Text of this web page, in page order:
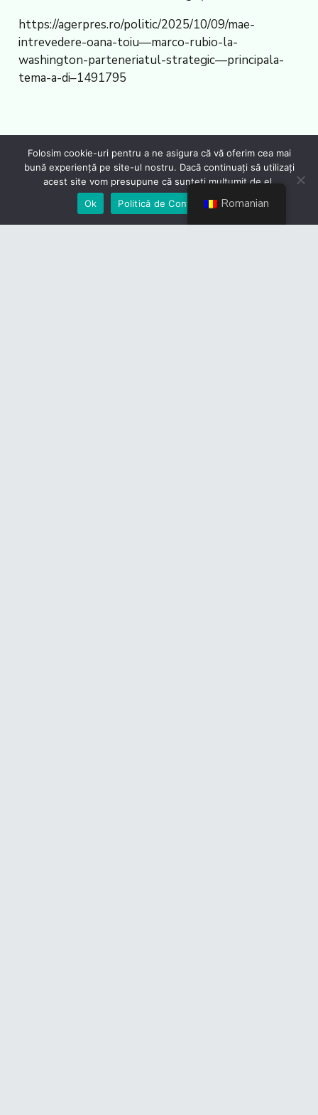
https://agerpres.ro/politic/2025/10/09/mae-
intrevedere-oana-toiu—marco-rubio-la-
washington-parteneriatul-strategic—principala-
tema-a-di–1491795
Romanian
Folosim cookie-uri pentru a ne asigura că vă oferim cea mai
bună experiență pe site-ul nostru. Dacă continuați să utilizați
acest site vom presupune că sunteți mulțumit de el.
Ok
Politică de Confidențialiate